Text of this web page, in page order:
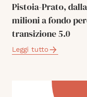
Pistoia-Prato,
milioni a fondo
transizione 5.0
Leggi tutto